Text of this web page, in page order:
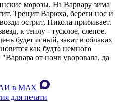
морозы. На Варвару зима
Трещит Варюха, береги нос и
острит, Никола прибивает.
к теплу - тусклое, слепое.
будет ясный, закат в облаках
как будто немного
от ночи уворовала, да
в MAХ
для печати